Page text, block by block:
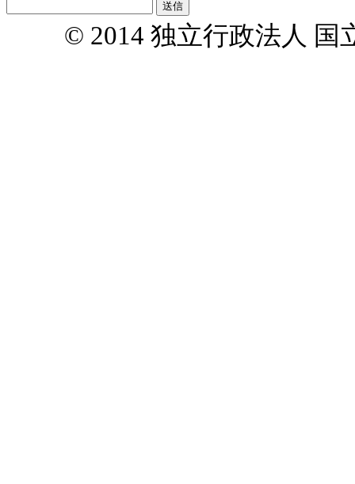
© 2014 独立行政法人 国